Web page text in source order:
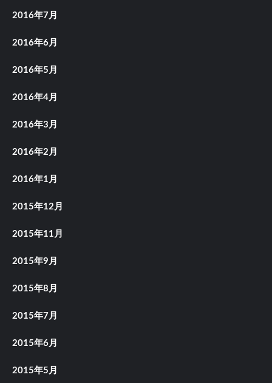
2016年7月
2016年6月
2016年5月
2016年4月
2016年3月
2016年2月
2016年1月
2015年12月
2015年11月
2015年9月
2015年8月
2015年7月
2015年6月
2015年5月